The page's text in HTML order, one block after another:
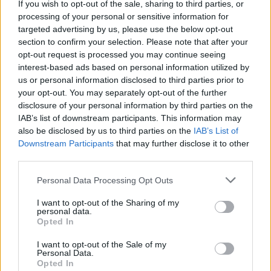
If you wish to opt-out of the sale, sharing to third parties, or
processing of your personal or sensitive information for
targeted advertising by us, please use the below opt-out
section to confirm your selection. Please note that after your
opt-out request is processed you may continue seeing
interest-based ads based on personal information utilized by
us or personal information disclosed to third parties prior to
your opt-out. You may separately opt-out of the further
disclosure of your personal information by third parties on the
IAB’s list of downstream participants. This information may
also be disclosed by us to third parties on the IAB’s List of
Downstream Participants that may further disclose it to other
Personal Data Processing Opt Outs
I want to opt-out of the Sharing of my
personal data.
Opted In
I want to opt-out of the Sale of my
Personal Data.
Opted In
Oblaka kouře a popela, které
vychrlila sicilská sopka Etna,
jedna z nejaktivnějších sopek
světa, přiměly dnes letiště v
Katánii pozastavit přílety
letadel, uvedla agentura AFP.
V brazilském regionálním parlamentu měli nezvanou
návštěvu - skupinu kapybar
8.8.2026 11:40 (ČTK)
Diskuse: 1
V brazilském státě Mato
Grosso museli minulý týden v
regionálním parlamentu
budovy vniklo několik
hlavním vchodem, informovala agentura AP.
Znojmo uvažuje o holubníku i krmivu s látkou
omezující rozmnožování holubů
8.8.2026 11:31 | ZNOJMO (